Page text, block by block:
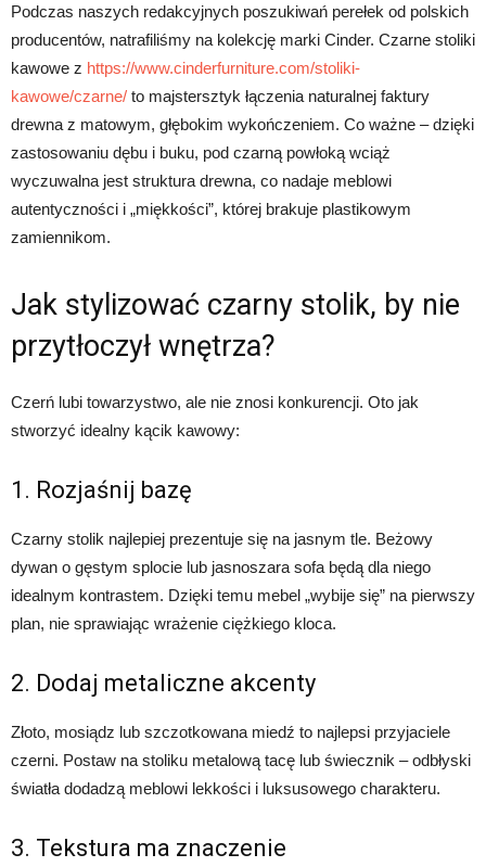
Podczas naszych redakcyjnych poszukiwań perełek od polskich
producentów, natrafiliśmy na kolekcję marki Cinder. Czarne stoliki
kawowe z https://www.cinderfurniture.com/stoliki-
kawowe/czarne/ to majstersztyk łączenia naturalnej faktury
drewna z matowym, głębokim wykończeniem. Co ważne – dzięki
zastosowaniu dębu i buku, pod czarną powłoką wciąż
wyczuwalna jest struktura drewna, co nadaje meblowi
autentyczności i „miękkości”, której brakuje plastikowym
zamiennikom.
Jak stylizować czarny stolik, by nie
przytłoczył wnętrza?
Czerń lubi towarzystwo, ale nie znosi konkurencji. Oto jak
stworzyć idealny kącik kawowy:
1. Rozjaśnij bazę
Czarny stolik najlepiej prezentuje się na jasnym tle. Beżowy
dywan o gęstym splocie lub jasnoszara sofa będą dla niego
idealnym kontrastem. Dzięki temu mebel „wybije się” na pierwszy
plan, nie sprawiając wrażenie ciężkiego kloca.
2. Dodaj metaliczne akcenty
Złoto, mosiądz lub szczotkowana miedź to najlepsi przyjaciele
czerni. Postaw na stoliku metalową tacę lub świecznik – odbłyski
światła dodadzą meblowi lekkości i luksusowego charakteru.
3. Tekstura ma znaczenie